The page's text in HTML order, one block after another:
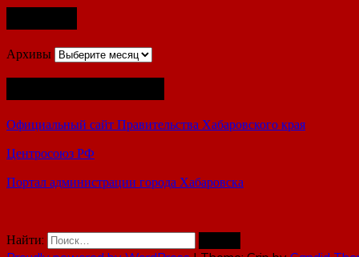
Архивы
Официальный сайт Правительства Хабаровского края
Центросоюз РФ
Портал администрации города Хабаровска
Найти: